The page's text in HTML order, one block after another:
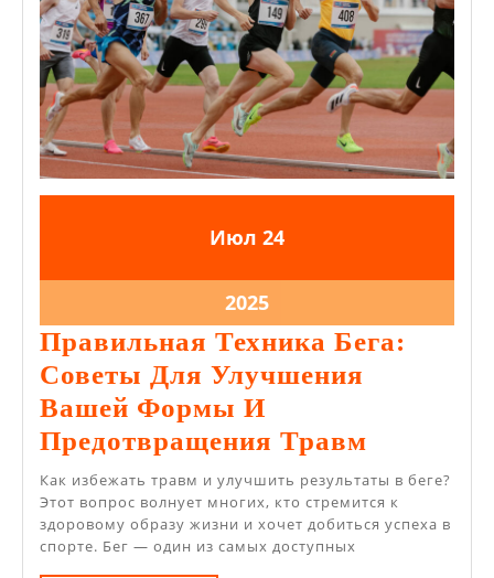
Июл 24.07.2025
2424.07.2025
202524.07.2025
Правильная Техника Бега:
Советы Для Улучшения
Вашей Формы И
Предотвращения Травм
Техника
Бега:
Советы
Как избежать травм и улучшить результаты в беге?
Этот вопрос волнует многих, кто стремится к
здоровому образу жизни и хочет добиться успеха в
спорте. Бег — один из самых доступных